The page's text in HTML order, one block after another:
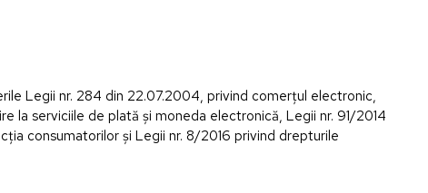
Legii nr. 284 din 22.07.2004, privind comerţul electronic,
la serviciile de plată şi moneda electronică, Legii nr. 91/2014
consumatorilor şi Legii nr. 8/2016 privind drepturile